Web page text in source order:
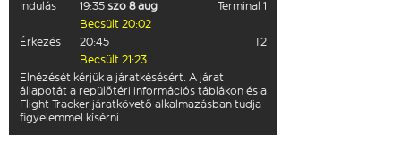
Indulás
19:35 szo 8 aug
Terminal 1
Becsült 20:02
Érkezés
20:45
T2
Becsült 21:23
Elnézését kérjük a járatkésésért. A járat
állapotát a repülőtéri információs táblákon és a
Flight Tracker járatkövető alkalmazásban tudja
figyelemmel kísérni.